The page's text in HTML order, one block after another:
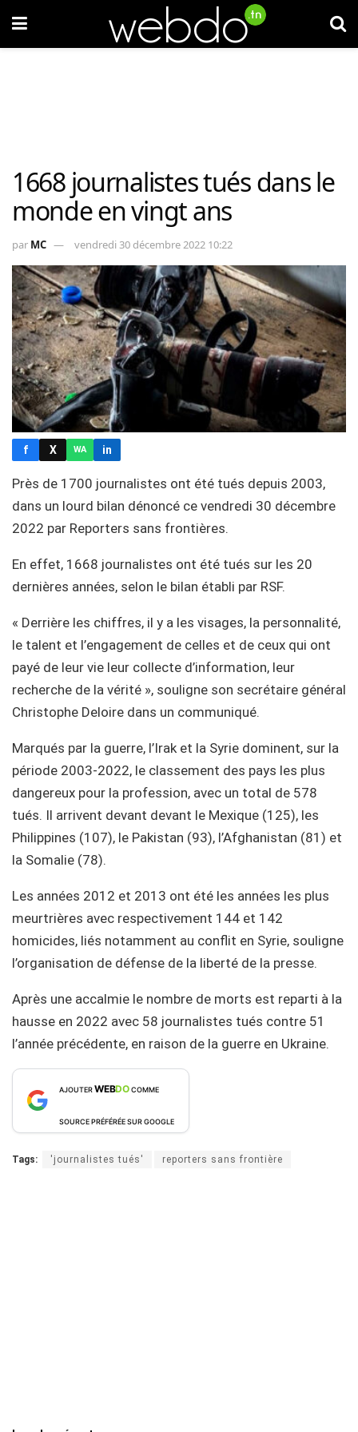
1668 journalistes tués dans le
monde en vingt ans
par MC vendredi 30 décembre 2022 10:22
f X WA in
Près de 1700 journalistes ont été tués depuis 2003,
dans un lourd bilan dénoncé ce vendredi 30 décembre
2022 par Reporters sans frontières.
En effet, 1668 journalistes ont été tués sur les 20
dernières années, selon le bilan établi par RSF.
« Derrière les chiffres, il y a les visages, la personnalité,
le talent et l’engagement de celles et de ceux qui ont
payé de leur vie leur collecte d’information, leur
recherche de la vérité », souligne son secrétaire général
Christophe Deloire dans un communiqué.
Marqués par la guerre, l’Irak et la Syrie dominent, sur la
période 2003-2022, le classement des pays les plus
dangereux pour la profession, avec un total de 578
tués. Il arrivent devant devant le Mexique (125), les
Philippines (107), le Pakistan (93), l’Afghanistan (81) et
la Somalie (78).
Les années 2012 et 2013 ont été les années les plus
meurtrières avec respectivement 144 et 142
homicides, liés notamment au conflit en Syrie, souligne
l’organisation de défense de la liberté de la presse.
Après une accalmie le nombre de morts est reparti à la
hausse en 2022 avec 58 journalistes tués contre 51
l’année précédente, en raison de la guerre en Ukraine.
AJOUTERWEBDOCOMME
SOURCE PRÉFÉRÉE SUR GOOGLE
Tags: 'journalistes tués' reporters sans frontière